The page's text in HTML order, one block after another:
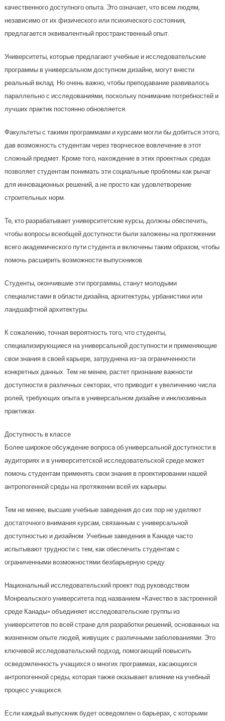
качественного доступного опыта. Это означает, что всем людям,
независимо от их физического или психического состояния,
предлагается эквивалентный пространственный опыт.
Университеты, которые предлагают учебные и исследовательские
программы в универсальном доступном дизайне, могут внести
реальный вклад. Но очень важно, чтобы преподавание развивалось
параллельно с исследованиями, поскольку понимание потребностей и
лучших практик постоянно обновляется.
Факультеты с такими программами и курсами могли бы добиться этого,
дав возможность студентам через творческое вовлечение в этот
сложный предмет. Кроме того, нахождение в этих проектных средах
позволяет студентам понимать эти социальные проблемы как рычаг
для инновационных решений, а не просто как удовлетворение
строительных норм.
Те, кто разрабатывает университетские курсы, должны обеспечить,
чтобы вопросы всеобщей доступности были заложены на протяжении
всего академического пути студента и включены таким образом, чтобы
помочь расширить возможности выпускников.
Студенты, окончившие эти программы, станут молодыми
специалистами в области дизайна, архитектуры, урбанистики или
ландшафтной архитектуры.
К сожалению, точная вероятность того, что студенты,
специализирующиеся на универсальной доступности и применяющие
свои знания в своей карьере, затруднена из-за ограниченности
конкретных данных. Тем не менее, растет признание важности
доступности в различных секторах, что приводит к увеличению числа
ролей, требующих опыта в универсальном дизайне и инклюзивных
практиках.
Доступность в классе
Более широкое обсуждение вопроса об универсальной доступности в
аудиториях и в университетской исследовательской среде может
помочь студентам применять свои знания в проектировании нашей
антропогенной среды на протяжении всей их карьеры.
Тем не менее, высшие учебные заведения до сих пор не уделяют
достаточного внимания курсам, связанным с универсальной
доступностью и дизайном. Учебные заведения в Канаде часто
испытывают трудности с тем, как обеспечить студентам с
ограниченными возможностями безбарьерную среду.
Национальный исследовательский проект под руководством
Монреальского университета под названием «Качество в застроенной
среде Канады» объединяет исследовательские группы из
университетов по всей стране для разработки решений, основанных на
жизненном опыте людей, живущих с различными заболеваниями. Это
ключевой исследовательский подход, помогающий повысить
осведомленность учащихся о многих программах, касающихся
антропогенной среды, которая также оказывает влияние на учебный
процесс учащихся.
Если каждый выпускник будет осведомлен о барьерах, с которыми